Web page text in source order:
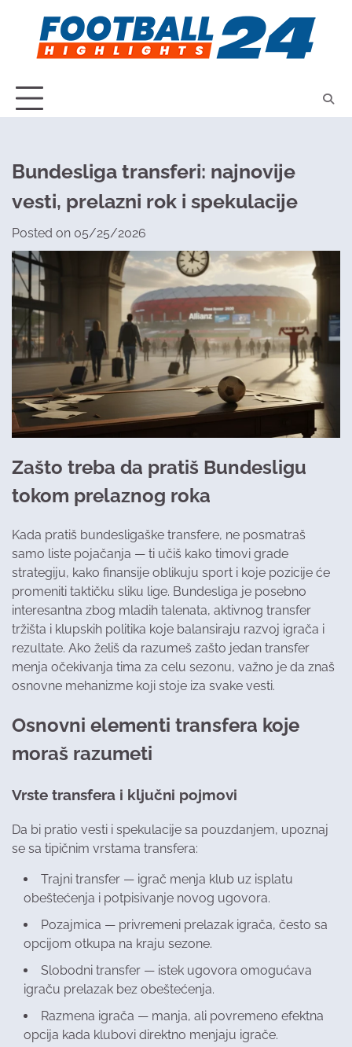
content
Bundesliga transferi: najnovije
vesti, prelazni rok i spekulacije
Posted on 05/25/2026
Zašto treba da pratiš Bundesligu
tokom prelaznog roka
Kada pratiš bundesligaške transfere, ne posmatraš
samo liste pojačanja — ti učiš kako timovi grade
strategiju, kako finansije oblikuju sport i koje pozicije će
promeniti taktičku sliku lige. Bundesliga je posebno
interesantna zbog mladih talenata, aktivnog transfer
tržišta i klupskih politika koje balansiraju razvoj igrača i
rezultate. Ako želiš da razumeš zašto jedan transfer
menja očekivanja tima za celu sezonu, važno je da znaš
osnovne mehanizme koji stoje iza svake vesti.
Osnovni elementi transfera koje
moraš razumeti
Vrste transfera i ključni pojmovi
Da bi pratio vesti i spekulacije sa pouzdanjem, upoznaj
se sa tipičnim vrstama transfera:
Trajni transfer — igrač menja klub uz isplatu
obeštećenja i potpisivanje novog ugovora.
Pozajmica — privremeni prelazak igrača, često sa
opcijom otkupa na kraju sezone.
Slobodni transfer — istek ugovora omogućava
igraču prelazak bez obeštećenja.
Razmena igrača — manja, ali povremeno efektna
opcija kada klubovi direktno menjaju igrače.